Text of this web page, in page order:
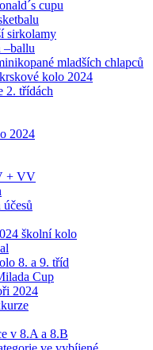
cupu
sirkolamy
–ballu
mladších chlapců
kolo 2024
2. třídách
2024
+ VV
školní kolo
8. a 9. tříd
Cup
2024
v 8.A a 8.B